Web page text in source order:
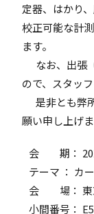
定器、はかり
校正可能な計
ます。
なお、出張
ので、スタッ
是非とも弊
願い申し上げま
会 期：
テーマ ： カ
会 場： 東
小間番号：